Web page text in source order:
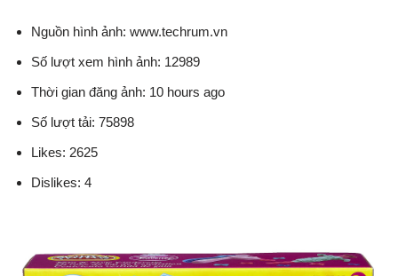
Nguồn hình ảnh: www.techrum.vn
Số lượt xem hình ảnh: 12989
Thời gian đăng ảnh: 10 hours ago
Số lượt tải: 75898
Likes: 2625
Dislikes: 4